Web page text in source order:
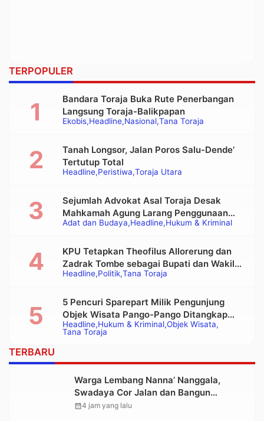
TERPOPULER
Ekobis Headline Nasional Tana Toraja
Bandara Toraja Buka Rute Penerbangan
Langsung Toraja-Balikpapan
Headline Peristiwa Toraja Utara
Tanah Longsor, Jalan Poros Salu-Dende’
Tertutup Total
Adat dan Budaya Headline Hukum & Kriminal
Sejumlah Advokat Asal Toraja Desak
Mahkamah Agung Larang Penggunaan
Alat Berat pada Eksekusi Rumah Adat
Headline Politik Tana Toraja
KPU Tetapkan Theofilus Allorerung dan
Zadrak Tombe sebagai Bupati dan Wakil
Bupati Tana Toraja Terpilih
Headline Hukum & Kriminal Objek Wisata
Tana Toraja
5 Pencuri Sparepart Milik Pengunjung
Objek Wisata Pango-Pango Ditangkap
Polisi
TERBARU
Warga Lembang Nanna’ Nanggala,
Swadaya Cor Jalan dan Bangun
Jembatan
calendar_month4 jam yang lalu